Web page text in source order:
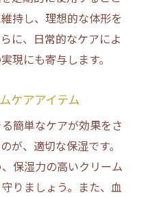
持し、理想的な体形を
に、日常的なケアによ
現にも寄与します。
ケアアイテム
簡単なケアが効果をさ
が、適切な保湿です。
保湿力の高いクリーム
りましょう。また、血